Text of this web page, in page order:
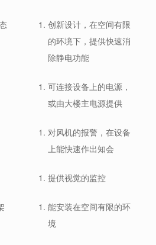
创新设计，在空间有限
的环境下，提供快速消
除静电功能
可连接设备上的电源，
或由大楼主电源提供
对风机的报警，在设备
上能快速作出知会
提供视觉的监控
能安装在空间有限的环
境